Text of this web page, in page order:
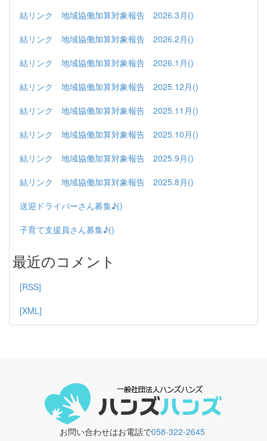
結リンク 地域協働加算対象報告 2026.3月()
結リンク 地域協働加算対象報告 2026.2月()
結リンク 地域協働加算対象報告 2026.1月()
結リンク 地域協働加算対象報告 2025.12月()
結リンク 地域協働加算対象報告 2025.11月()
結リンク 地域協働加算対象報告 2025.10月()
結リンク 地域協働加算対象報告 2025.9月()
結リンク 地域協働加算対象報告 2025.8月()
送迎ドライバーさん募集♪()
子育て支援員さん募集♪()
最近のコメント
[RSS]
[XML]
お問い合わせはお電話で058-322-2645